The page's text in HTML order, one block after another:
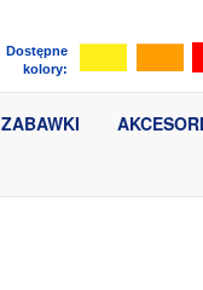
Dostępne
kolory:
ZABAWKI